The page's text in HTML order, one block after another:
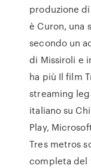
produzione
è Curon, una
secondo un
di Missiroli e
ha più Il film
streaming
italiano su
Play,
Tres metros
completa del